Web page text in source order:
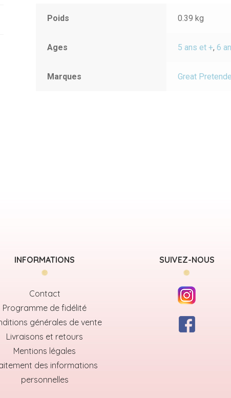
Poids 0.39 kg
Ages 5 ans et +,6
Marques Great
INFORMATIONS
Contact
Programme de fidélité
générales de vente
Livraisons et retours
Mentions légales
des informations
personnelles
SUIVEZ-NOUS